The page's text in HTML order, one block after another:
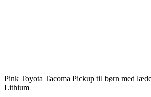
Pink Toyota Tacoma Pickup til børn med
Lithium